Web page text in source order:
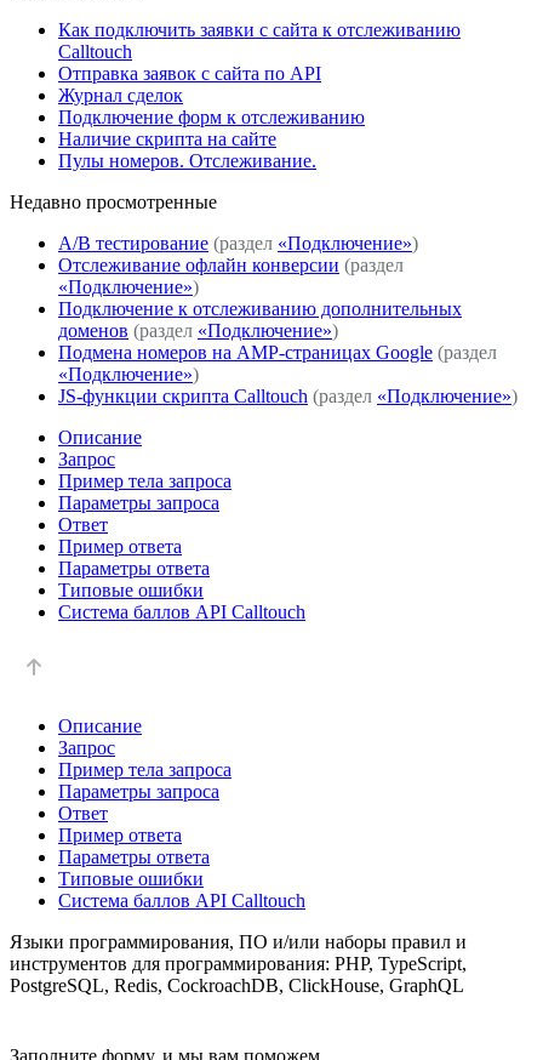
Как подключить заявки с сайта к отслеживанию
Calltouch
Отправка заявок с сайта по API
Журнал сделок
Подключение форм к отслеживанию
Наличие скрипта на сайте
Пулы номеров. Отслеживание.
Недавно просмoтренные
A/B тестирование (раздел «Подключение»)
Отслеживание офлайн конверсии (раздел
«Подключение»)
Подключение к отслеживанию дополнительных
доменов (раздел «Подключение»)
Подмена номеров на AMP-страницах Google (раздел
«Подключение»)
JS-функции скрипта Calltouch (раздел «Подключение»)
Описание
Запрос
Пример тела запроса
Параметры запроса
Ответ
Пример ответа
Параметры ответа
Типовые ошибки
Система баллов API Calltouch
Описание
Запрос
Пример тела запроса
Параметры запроса
Ответ
Пример ответа
Параметры ответа
Типовые ошибки
Система баллов API Calltouch
Языки программирования, ПО и/или наборы правил и
инструментов для программирования: PHP, TypeScript,
PostgreSQL, Redis, CockroachDB, ClickHouse, GraphQL
Заполните форму, и мы вам поможем